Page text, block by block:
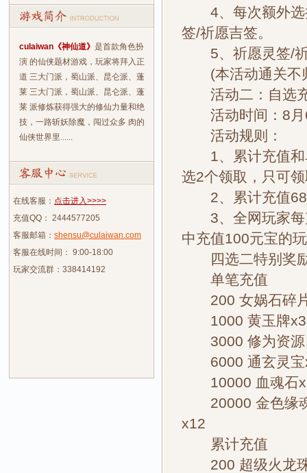
culaiwan《神仙道》 是首款角色扮
演 的仙侠题材游戏，玩家将拜入正
道 三大门派，蜀山派、昆仑派、蓬
莱 三大门派，蜀山派、昆仑派、蓬
莱 派修炼获得强大的修仙力量和绝
技，一路斩妖除魔，闯过众多 肉的
仙侠世界里......
在线客服： 点击进入>>>>
充值QQ： 2444577205
客服邮箱： shensu@culaiwan.com
客服在线时间： 9:00-18:00
玩家交流群：338414192
4、每次额外选
签/祈愿吉签。
5、祈愿灵签/祈
(本活动通关不
活动二：自选
活动时间：8月
活动规则：
1、累计充值和
选2个领取，只可
2、累计充值
3、全网玩家每
中充值100元宝的
四选二特别奖
单笔充值
200 女娲石碎片
1000 黄玉牌
3000 修为资源
6000 通玄灵宝
10000 血魂石x3
20000 金色缘魂
x12
累计充值
200 超级火龙珠